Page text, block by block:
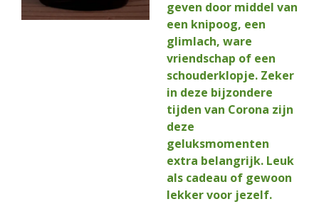
geven door middel van
een knipoog, een
glimlach, ware
vriendschap of een
schouderklopje. Zeker
in deze bijzondere
tijden van Corona zijn
deze
geluksmomenten
extra belangrijk. Leuk
als cadeau of gewoon
lekker voor jezelf.